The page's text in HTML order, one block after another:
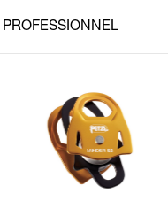
PROFESSIONNEL